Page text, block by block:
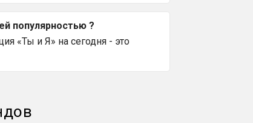
популярностью ?
«Ты и Я» на сегодня - это